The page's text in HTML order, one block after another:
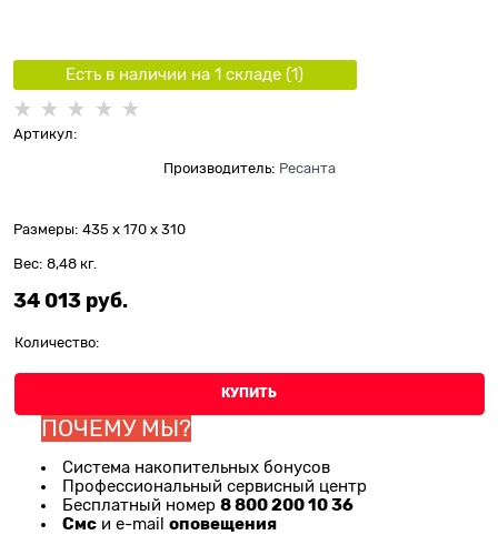
Есть в наличии на 1 складe (1)
Артикул:
Производитель: Ресанта
Размеры: 435 x 170 x 310
Вес: 8,48 кг.
34 013 руб.
Количество:
КУПИТЬ
ПОЧЕМУ МЫ?
Система накопительных бонусов
Профессиональный сервисный центр
Бесплатный номер 8 800 200 10 36
Смс и e-mail оповещения